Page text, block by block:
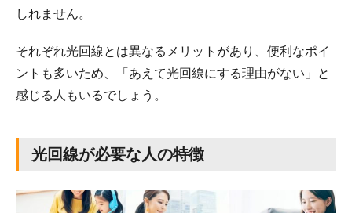
しれません。
それぞれ光回線とは異なるメリットがあり、便利なポイ
ントも多いため、「あえて光回線にする理由がない」と
感じる人もいるでしょう。
光回線が必要な人の特徴